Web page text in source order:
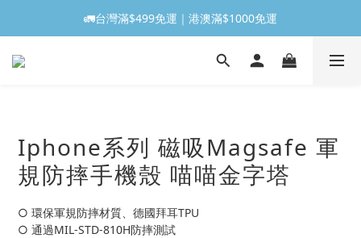
🚛台灣滿$499免運｜港澳滿$1000免運
Iphone系列 磁吸Magsafe 軍
規防摔手機殼 喵喵金字塔
○ 環保軍規防摔材質、德國拜耳TPU
○ 通過MIL-STD-810H防摔測試